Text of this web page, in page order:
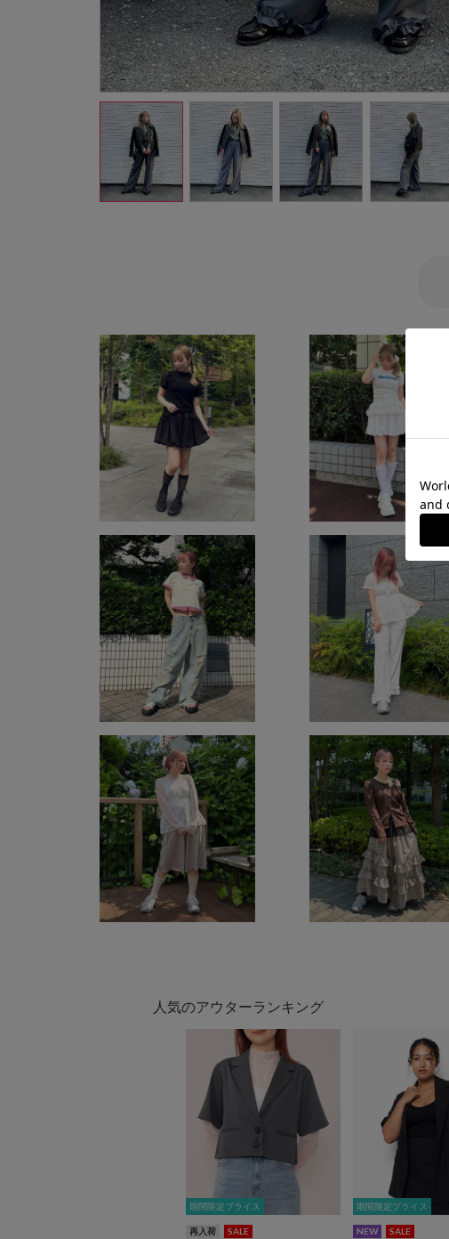
人気のアウターランキング
期間限定プライス
期間限定プライス
再入荷 SALE
期間限定プライス
期間限定プライス
NEW SALE